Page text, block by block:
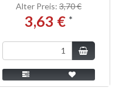
Alter Preis: 3,70 €
3,63 € *